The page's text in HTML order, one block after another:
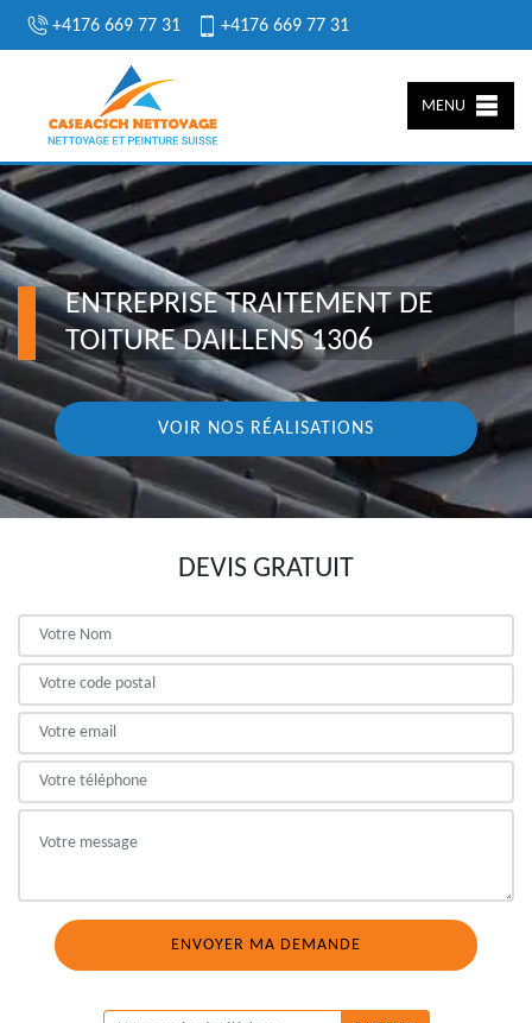
+4176 669 77 31 +4176 669 77 31
MENU
ENTREPRISE TRAITEMENT DE
TOITURE DAILLENS 1306
VOIR NOS RÉALISATIONS
DEVIS GRATUIT